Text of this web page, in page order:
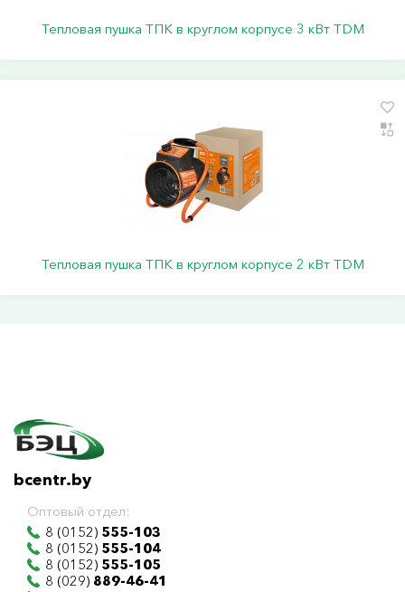
Тепловая пушка ТПК в круглом корпусе 3 кВт TDM
Тепловая пушка ТПК в круглом корпусе 2 кВт TDM
bcentr.by
Оптовый отдел:
8 (0152) 555-103
8 (0152) 555-104
8 (0152) 555-105
8 (029) 889-46-41